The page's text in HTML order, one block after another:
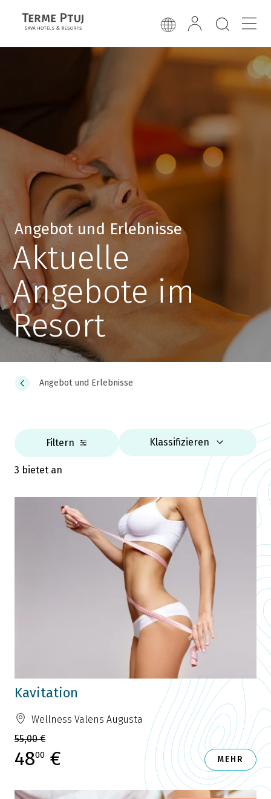
Angebot und Erlebnisse
Aktuelle
Angebote im
Resort
Angebot und Erlebnisse
Filtern Klassifizieren
3 bietet an
Kavitation
Wellness Valens Augusta
55,00 €
4800 € MEHR